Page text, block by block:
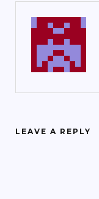
LEAVE A REPLY